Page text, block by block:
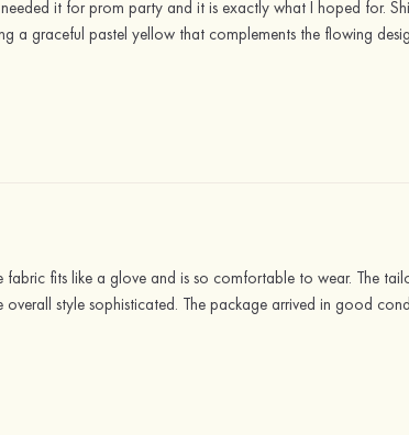
it for prom party and it is exactly what I hoped for.
a graceful pastel yellow that complements the flowing
fabric fits like a glove and is so comfortable to wear. The
overall style sophisticated. The package arrived in good